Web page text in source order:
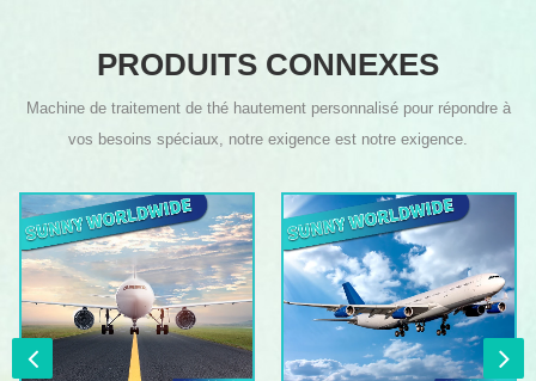
PRODUITS CONNEXES
Machine de traitement de thé hautement personnalisé pour répondre à
vos besoins spéciaux, notre exigence est notre exigence.